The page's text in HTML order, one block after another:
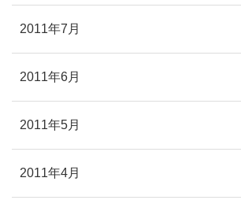
2011年7月
2011年6月
2011年5月
2011年4月